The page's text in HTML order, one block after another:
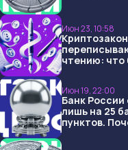
Июн 23, 10:58
Криптозакон
чтению: что
Июн 19, 22:00
Банк России
лишь на 25
пунктов.